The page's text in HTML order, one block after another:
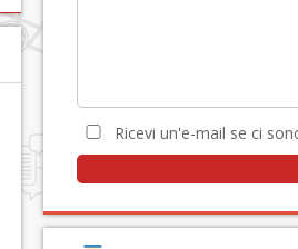
Ricevi un'e-mail se ci